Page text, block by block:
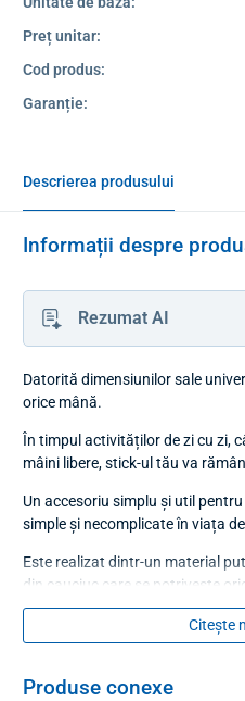
Preț unitar:
Cod produs:
Garanție:
Descrierea produsului
Informații despre
Rezumat AI
Datorită dimensiunilor sale
orice mână.
În timpul activităților de zi cu zi,
mâini libere, stick-ul tău va
Un accesoriu simplu și util
simple și necomplicate în viața
Este realizat dintr-un material
din cauciuc care se potrivește
Înainte de a se pune, esteCitește
Produse conexe